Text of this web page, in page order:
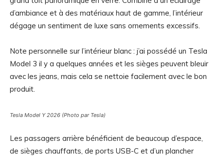
d’ambiance et à des matériaux haut de gamme, l’intérieur
dégage un sentiment de luxe sans ornements excessifs.
Note personnelle sur l’intérieur blanc : j’ai possédé un Tesla
Model 3 il y a quelques années et les sièges peuvent bleuir
avec les jeans, mais cela se nettoie facilement avec le bon
produit.
Tesla Model Y 2026 (Photo par Tesla)
Les passagers arrière bénéficient de beaucoup d’espace,
de sièges chauffants, de ports USB-C et d’un plancher